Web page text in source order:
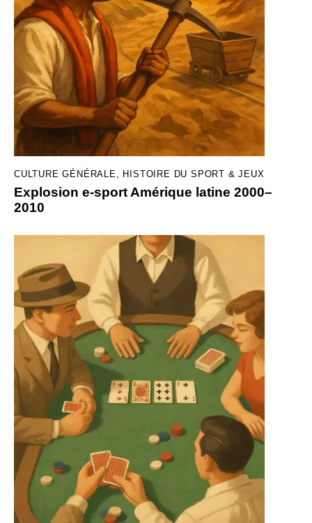
CULTURE GÉNÉRALE HISTOIRE DU SPORT & JEUX
Explosion e-sport Amérique latine 2000–
2010